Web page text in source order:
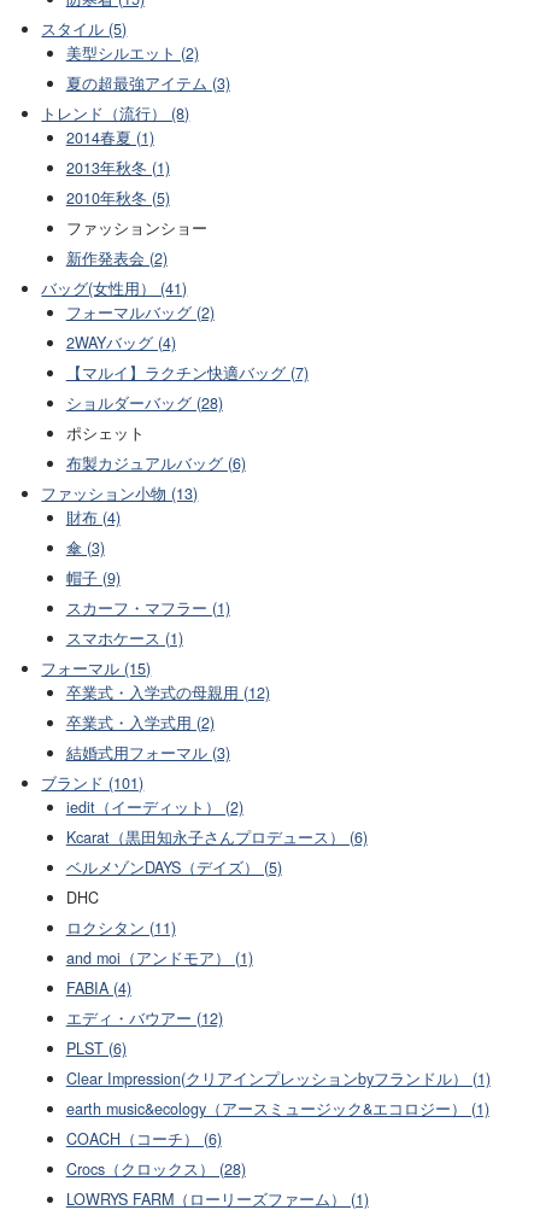
スタイル (5)
美型シルエット (2)
夏の超最強アイテム (3)
トレンド（流行） (8)
2014春夏 (1)
2013年秋冬 (1)
2010年秋冬 (5)
ファッションショー
新作発表会 (2)
バッグ(女性用） (41)
フォーマルバッグ (2)
2WAYバッグ (4)
【マルイ】ラクチン快適バッグ (7)
ショルダーバッグ (28)
ポシェット
布製カジュアルバッグ (6)
ファッション小物 (13)
財布 (4)
傘 (3)
帽子 (9)
スカーフ・マフラー (1)
スマホケース (1)
フォーマル (15)
卒業式・入学式の母親用 (12)
卒業式・入学式用 (2)
結婚式用フォーマル (3)
ブランド (101)
iedit（イーディット） (2)
Kcarat（黒田知永子さんプロデュース） (6)
ベルメゾンDAYS（デイズ） (5)
DHC
ロクシタン (11)
and moi（アンドモア） (1)
FABIA (4)
エディ・バウアー (12)
PLST (6)
Clear Impression(クリアインプレッションbyフランドル） (1)
earth music&ecology（アースミュージック&エコロジー） (1)
COACH（コーチ） (6)
Crocs（クロックス） (28)
LOWRYS FARM（ローリーズファーム） (1)